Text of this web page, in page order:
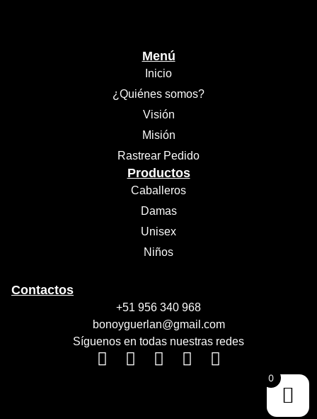
Menú
Inicio
¿Quiénes somos?
Visión
Misión
Rastrear Pedido
Productos
Caballeros
Damas
Unisex
Niños
Contactos
+51 956 340 968
bonoyguerlan@gmail.com
Síguenos en todas nuestras redes
0